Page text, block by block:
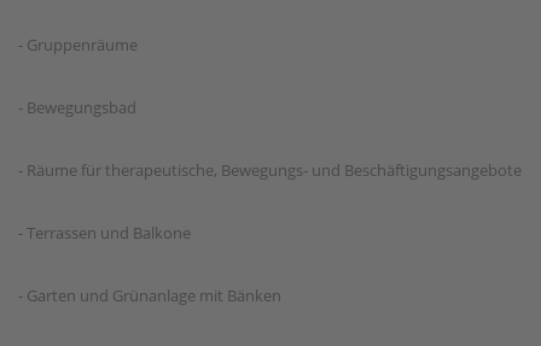
- Gruppenräume
- Bewegungsbad
- Räume für therapeutische, Bewegungs- und Beschäftigungsangebote
- Terrassen und Balkone
- Garten und Grünanlage mit Bänken